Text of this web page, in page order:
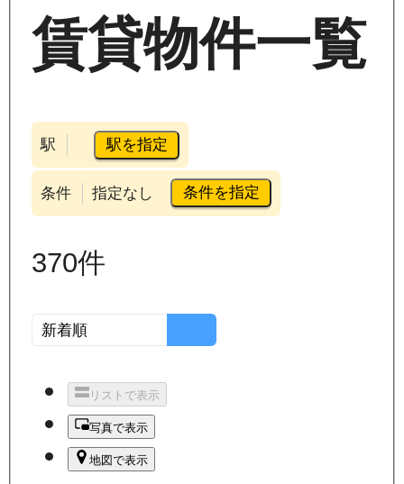
賃貸物件一覧
駅 駅を指定
条件 指定なし 条件を指定
370件
リストで表示
写真で表示
地図で表示